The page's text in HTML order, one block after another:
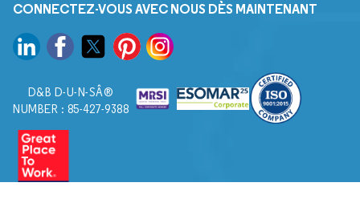
CONNECTEZ-VOUS AVEC NOUS DÈS MAINTENANT
D&B D-U-N-SÂ®
NUMBER : 85-427-9388